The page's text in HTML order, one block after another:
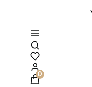
Otwórz
Produkty w